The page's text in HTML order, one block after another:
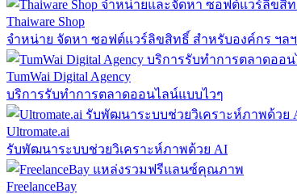
Thaiware Shop
จำหน่าย จัดหา ซอฟต์แวร์ลิขสิทธิ์ สำหรับองค์กร ฯลฯ
TumWai Digital Agency
บริการรับทำการตลาดออนไลน์แบบไวๆ
Ultromate.ai
รับพัฒนาระบบช่วยวิเคราะห์ภาพด้วย AI
FreelanceBay